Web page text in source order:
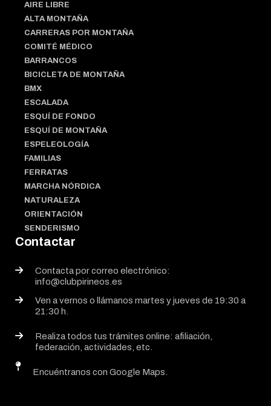
AIRE LIBRE
ALTA MONTAÑA
CARRERAS POR MONTAÑA
COMITÉ MÉDICO
BARRANCOS
BICICLETA DE MONTAÑA
BMX
ESCALADA
ESQUÍ DE FONDO
ESQUÍ DE MONTAÑA
ESPELEOLOGÍA
FAMILIAS
FERRATAS
MARCHA NÓRDICA
NATURALEZA
ORIENTACIÓN
SENDERISMO
Contactar
Contacta por correo electrónico:
info@clubpirineos.es
Ven a vernos o llámanos martes y jueves de 19:30 a
21:30 h.
Realiza todos tus trámites online: afiliación,
federación, actividades, etc.
Encuéntranos con Google Maps.